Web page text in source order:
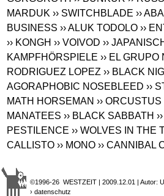
MARDUK ›› SWITCHBLADE ››
BUSINESS ›› ALUK TODOLO ››
›› KONGH ›› VOIVOD ››
KAMPFHÖRSPIELE ›› EL
RODRIGUEZ LOPEZ ›› BLACK
AGORAPHOBIC NOSEBLEED ››
MATH HORSEMAN ›› ORCUSTUS
MANATEES ›› BLACK SABBATH
PESTILENCE ›› WOLVES IN THE
CALLISTO ›› MONO ›› CANNIBAL
©1996-26 WESTZEIT | 2009.12.01 | Autor:
› datenschutz